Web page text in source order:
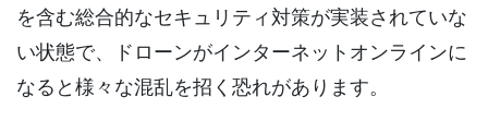
を含む総合的なセキュリティ対策が実装されていな
い状態で、ドローンがインターネットオンラインに
なると様々な混乱を招く恐れがあります。